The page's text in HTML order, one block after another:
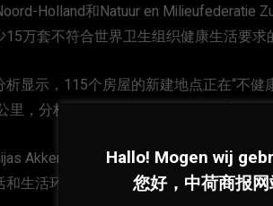
Holland和Natuur en Milieufederatie
万套不符合世界卫生组织健康生活要求
显示，115个房屋的新建地点正在“不健
，分析指这意味着日后房屋的住客需要
Akkerman）说，“市政当局不是国家
生活环境负责。”
Hallo! Mogen wij
您好，中荷商报